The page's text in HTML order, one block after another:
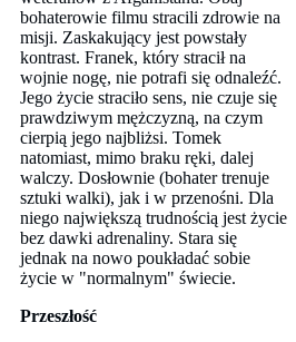
bohaterowie filmu stracili zdrowie na
misji. Zaskakujący jest powstały
kontrast. Franek, który stracił na
wojnie nogę, nie potrafi się odnaleźć.
Jego życie straciło sens, nie czuje się
prawdziwym mężczyzną, na czym
cierpią jego najbliżsi. Tomek
natomiast, mimo braku ręki, dalej
walczy. Dosłownie (bohater trenuje
sztuki walki), jak i w przenośni. Dla
niego największą trudnością jest życie
bez dawki adrenaliny. Stara się
jednak na nowo poukładać sobie
życie w "normalnym" świecie.
Przeszłość